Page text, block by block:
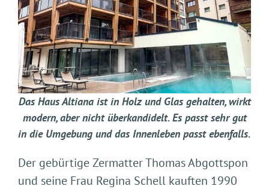
Das Haus Altiana ist in Holz und Glas gehalten, wirkt
modern, aber nicht überkandidelt. Es passt sehr gut
in die Umgebung und das Innenleben passt ebenfalls.
Der gebürtige Zermatter Thomas Abgottspon
und seine Frau Regina Schell kauften 1990